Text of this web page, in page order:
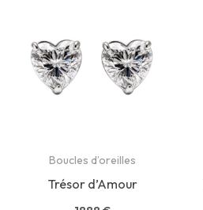
Boucles d’oreilles
Trésor d’Amour